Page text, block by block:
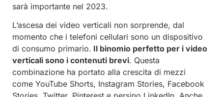
sarà importante nel 2023.
L’ascesa dei video verticali non sorprende, dal
momento che i telefoni cellulari sono un dispositivo
di consumo primario. Il binomio perfetto per i video
verticali sono i contenuti brevi. Questa
combinazione ha portato alla crescita di mezzi
come YouTube Shorts, Instagram Stories, Facebook